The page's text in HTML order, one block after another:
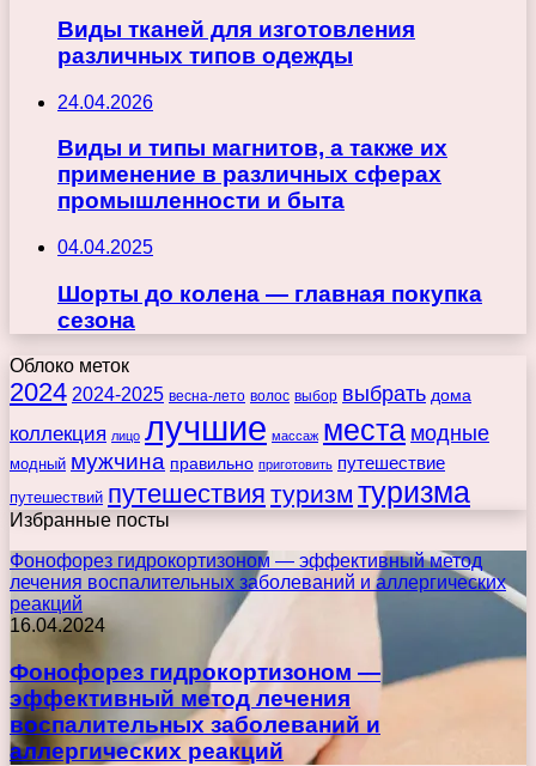
Виды тканей для изготовления
различных типов одежды
24.04.2026
Виды и типы магнитов, а также их
применение в различных сферах
промышленности и быта
04.04.2025
Шорты до колена — главная покупка
сезона
Облоко меток
2024 2024-2025 весна-лето волос выбор выбрать дома
коллекция лицо лучшие массаж места модные
модный мужчина правильно приготовить путешествие
путешествий путешествия туризм туризма
Избранные посты
Фонофорез гидрокортизоном — эффективный метод
лечения воспалительных заболеваний и аллергических
реакций
16.04.2024
Фонофорез гидрокортизоном —
эффективный метод лечения
воспалительных заболеваний и
аллергических реакций